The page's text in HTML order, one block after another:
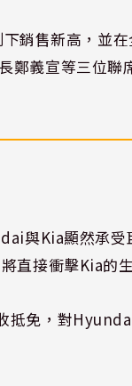
銷售新高，並在
鄭義宣等三位聯
與Kia顯然承受
直接衝擊Kia的
抵免，對